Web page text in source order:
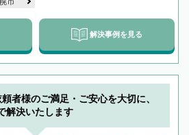
解決事例を見る
者様のご満足・ご安心を大切に、
解決いたします